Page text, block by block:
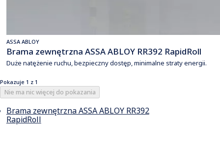
ASSA ABLOY
Brama zewnętrzna ASSA ABLOY RR392 RapidRoll
Duże natężenie ruchu, bezpieczny dostęp, minimalne straty energii.
Pokazuje 1 z 1
Nie ma nic więcej do pokazania
Brama zewnętrzna ASSA ABLOY RR392
RapidRoll